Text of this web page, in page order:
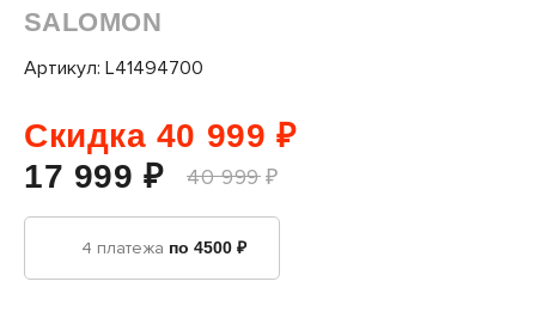
SALOMON
Артикул: L41494700
Скидка 40 999 ₽
17 999 ₽
40 999 ₽
4 платежа по 4500 ₽